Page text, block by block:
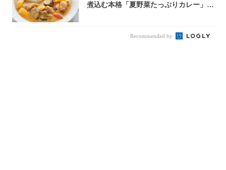
煮込む本格「夏野菜たっぷりカレー」作
Recommended by